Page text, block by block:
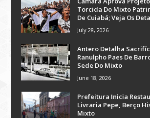
Torcida Do Mixto
De Cuiabá; Veja Os
July 28, 2026
Antero Detalha
Ranulpho Paes De
Sede Do Mixto
June 18, 2026
Prefeitura Inicia
Livraria Pepe, Berço
Mixto